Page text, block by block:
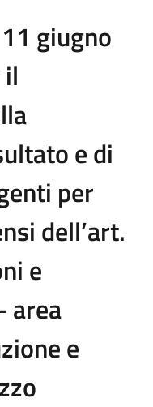
giugno
e di
per
dell’art.
e
area
e